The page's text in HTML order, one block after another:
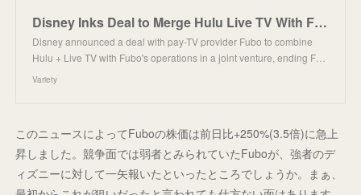
Disney Inks Deal to Merge Hulu Live TV With Fubo, Ending Lawsuit Seeking to Block Venu Sports Stream
Disney announced a deal with pay-TV provider Fubo to combine
Hulu + Live TV with Fubo's operations in a joint venture, ending F…
Variety
このニュースによってFuboの株価は前日比+250%(3.5倍)に急上
昇しました。競争面では弱者とみられていたFuboが、強者のデ
ィズニーに対して一矢報いたといったところでしょうか。まぁ、